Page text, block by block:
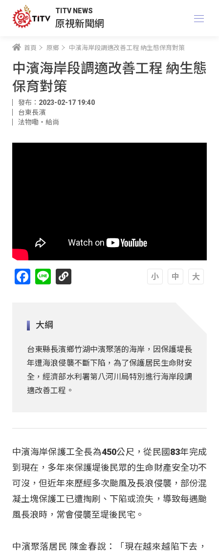
TITV NEWS
原視新聞網
首頁 原鄉 中濱海岸段調適改善工程 納生態保育對策
中濱海岸段調適改善工程 納生態
保育對策
發布：2023-02-17 19:40
台東長濱
法物嘞‧給尚
Facebook
Line
大綱
台東縣長濱鄉竹湖中濱聚落的海岸，因保護堤長
年遭海浪侵襲不斷下陷，為了保護居民生命財安
全，經濟部水利署第八河川局特別進行海岸段調
適改善工程。
中濱海岸保護工全長為450公尺，從民國83年完成
到現在，多年來保護堤後民眾的生命財產安全功不
可沒，但近年來歷經多次颱風及長浪侵襲，部份混
凝土塊保護工已遭掏刷、下陷或流失，導致每遇颱
風長浪時，常會侵襲至堤後民宅。
中濱聚落居民 陳金春說：「現在越來越陷下去，